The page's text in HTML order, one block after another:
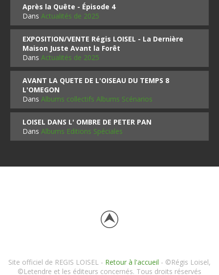
Après la Quête - Épisode 4
DansActualités de 2025
EXPOSITION/VENTE Régis LOISEL - La Dernière
Maison Juste Avant la Forêt
DansActualités de 2025
AVANT LA QUETE DE L'OISEAU DU TEMPS 8
L'OMEGON
DansAlbums collectifs Albums Scénarios
LOISEL DANS L' OMBRE DE PETER PAN
DansAlbums Editions Spéciales
Site officiel de REGIS LOISEL - Retour à l'accueil - ©Régis Loisel,
©Letendre et les éditeurs concernés. Tous droits réservés